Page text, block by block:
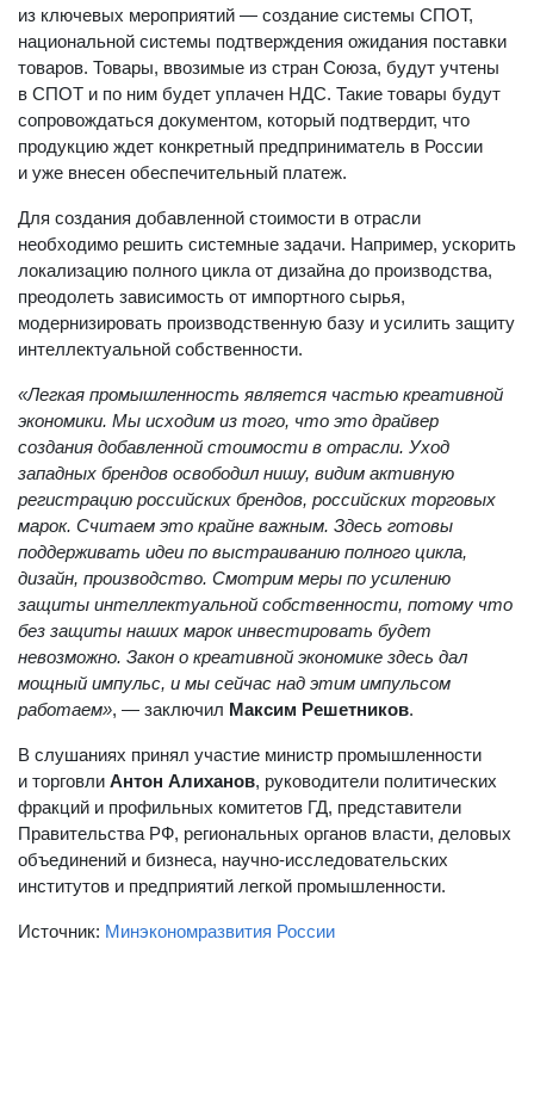
экономике до 2030 года, напомнил министр. Одно
из ключевых мероприятий — создание системы СПОТ,
национальной системы подтверждения ожидания поставки
товаров. Товары, ввозимые из стран Союза, будут учтены
в СПОТ и по ним будет уплачен НДС. Такие товары будут
сопровождаться документом, который подтвердит, что
продукцию ждет конкретный предприниматель в России
Для создания добавленной стоимости в отрасли
необходимо решить системные задачи. Например, ускорить
локализацию полного цикла от дизайна до производства,
преодолеть зависимость от импортного сырья,
модернизировать производственную базу и усилить защиту
«Легкая промышленность является частью креативной
экономики. Мы исходим из того, что это драйвер
создания добавленной стоимости в отрасли. Уход
западных брендов освободил нишу, видим активную
регистрацию российских брендов, российских торговых
марок. Считаем это крайне важным. Здесь готовы
поддерживать идеи по выстраиванию полного цикла,
дизайн, производство. Смотрим меры по усилению
защиты интеллектуальной собственности, потому что
без защиты наших марок инвестировать будет
невозможно. Закон о креативной экономике здесь дал
мощный импульс, и мы сейчас над этим импульсом
В слушаниях принял участие министр промышленности
и торговли Антон Алиханов, руководители политических
фракций и профильных комитетов ГД, представители
Правительства РФ, региональных органов власти, деловых
объединений и бизнеса, научно-исследовательских